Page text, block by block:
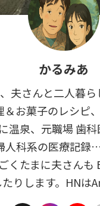
かるみあ
夫さんと二人暮ら
＆お菓子のレシピ
温泉、元職場 歯科
人科系の医療記録
くたまに夫さん
りします。HNは